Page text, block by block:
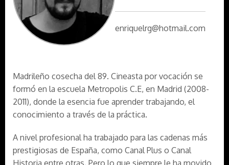
enriquelrg@hotmail.com
Madrileño cosecha del 89. Cineasta por vocación se
formó en la escuela Metropolis C.E, en Madrid (2008-
2011), donde la esencia fue aprender trabajando, el
conocimiento a través de la práctica.
A nivel profesional ha trabajado para las cadenas más
prestigiosas de España, como Canal Plus o Canal
Historia entre otras. Pero lo que siempre le ha movido